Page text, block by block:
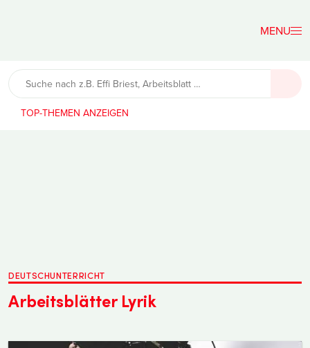
Lehrerfreund
TOP-THEMEN
DEUTSCHUNTERRICHT
Arbeitsblätter Lyrik